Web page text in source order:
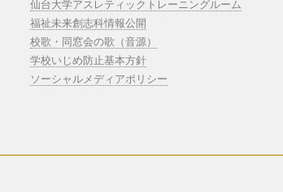
仙台大学アスレティックトレーニングルーム
福祉未来創志科情報公開
校歌・同窓会の歌（音源）
学校いじめ防止基本方針
ソーシャルメディアポリシー